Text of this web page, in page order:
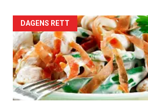
Forsiden
akkurat
nå
-
DAGENS RETT